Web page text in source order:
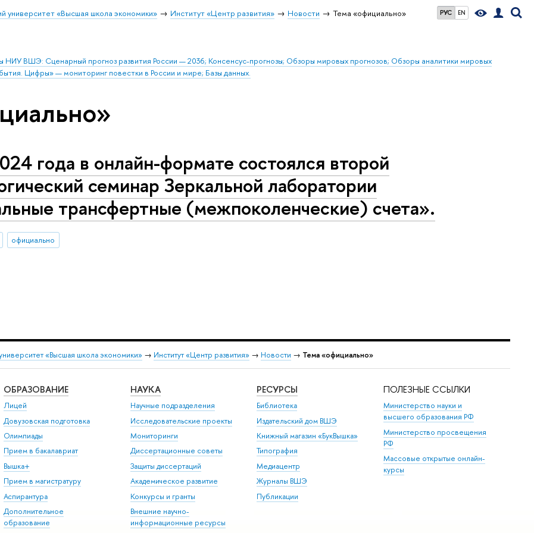
РУС EN
университет «Высшая школа экономики» Институт «Центр развития» Новости Тема «официально»
НИУ ВШЭ: Сценарный прогноз развития России — 2036; Консенсус-прогнозы; Обзоры мировых прогнозов; Обзоры аналитики мировых
Цифры» — мониторинг повестки в России и мире; Базы данных.
года в онлайн-формате состоялся второй
семинар Зеркальной лаборатории
трансфертные (межпоколенческие) счета».
официально
«Высшая школа экономики» → Институт «Центр развития» → Новости → Тема «официально»
ОБРАЗОВАНИЕ
Лицей
Довузовская подготовка
Олимпиады
Прием в бакалавриат
Вышка+
Прием в магистратуру
Аспирантура
Дополнительное
образование
НАУКА
Научные подразделения
Исследовательские проекты
Мониторинги
Диссертационные советы
Защиты диссертаций
Академическое развитие
Конкурсы и гранты
Внешние научно-
информационные ресурсы
РЕСУРСЫ
Библиотека
Издательский дом ВШЭ
Книжный магазин «БукВышка»
Типография
Медиацентр
Журналы ВШЭ
Публикации
ПОЛЕЗНЫЕ ССЫЛКИ
Министерство науки и
высшего образования РФ
Министерство просвещения
РФ
Массовые открытые онлайн-
курсы